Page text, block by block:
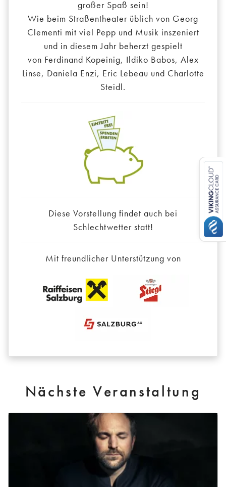
großer Spaß sein!
Wie beim Straßentheater üblich von Georg
Clementi mit viel Pepp und Musik inszeniert
und in diesem Jahr beherzt gespielt
von Ferdinand Kopeinig, Ildiko Babos, Alex
Linse, Daniela Enzi, Eric Lebeau und Charlotte
Steidl.
Diese Vorstellung findet auch bei
Schlechtwetter statt!
Mit freundlicher Unterstützung von
Nächste Veranstaltung